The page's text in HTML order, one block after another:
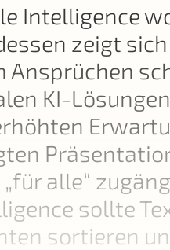
Intelligence
zeigt
Ansprüchen
KI-
alle“
sollte
sortieren